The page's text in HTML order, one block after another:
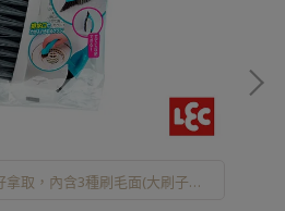
取，內含3種刷毛面(大刷子、